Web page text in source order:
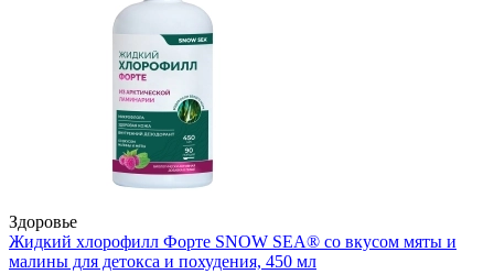
Здоровье
Жидкий хлорофилл Форте SNOW SEA® со вкусом мяты и
малины для детокса и похудения, 450 мл